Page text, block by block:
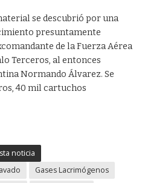
se descubrió por una
presuntamente
de la Fuerza Aérea
Terceros, al entonces
Normando Álvarez. Se
40 mil cartuchos
noticia
Gases Lacrimógenos